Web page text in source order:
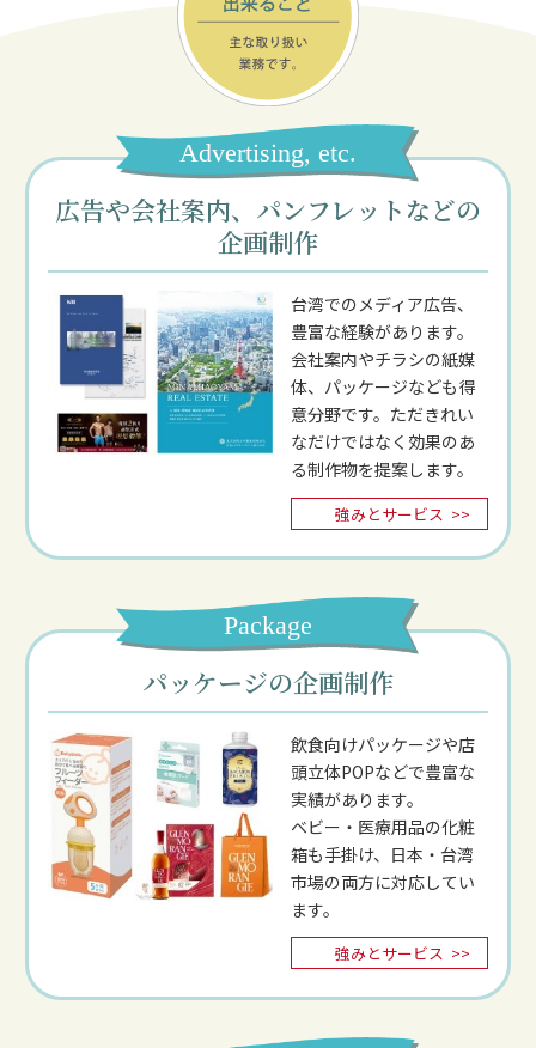
Advertising, etc.
広告や会社案内、パンフレットなどの
企画制作
台湾でのメディア広告、
豊富な経験があります。
会社案内やチラシの紙媒
体、パッケージなども得
意分野です。ただきれい
なだけではなく効果のあ
る制作物を提案します。
強みとサービス >>
Package
パッケージの企画制作
飲食向けパッケージや店
頭立体POPなどで豊富な
実績があります。
ベビー・医療用品の化粧
箱も手掛け、日本・台湾
市場の両方に対応してい
ます。
強みとサービス >>